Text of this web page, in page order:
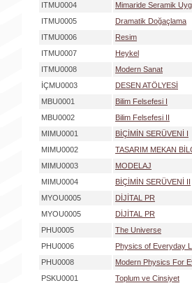
ITMU0004
Mimaride Seramik
ITMU0005
Dramatik Doğaçlama
ITMU0006
Resim
ITMU0007
Heykel
ITMU0008
Modern Sanat
İÇMU0003
DESEN ATÖLYESİ
MBU0001
Bilim Felsefesi I
MBU0002
Bilim Felsefesi II
MIMU0001
BİÇİMİN SERÜVENİ I
MIMU0002
TASARIM MEKAN
MIMU0003
MODELAJ
MIMU0004
BİÇİMİN SERÜVENİ II
MYOU0005
DİJİTAL PR
MYOU0005
DİJİTAL PR
PHU0005
The Universe
PHU0006
Physics of Everyday
PHU0008
Modern Physics For
PSKU0001
Toplum ve Cinsiyet